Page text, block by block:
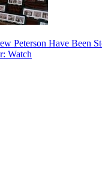
Peterson Have Been
Watch